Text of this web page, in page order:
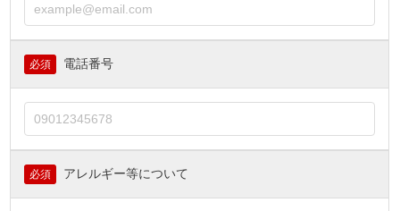
必須 電話番号
必須 アレルギー等について